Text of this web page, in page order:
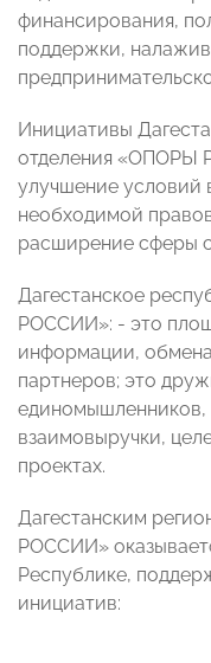
финансирования,
поддержки,
Инициативы
отделения «ОПОРЫ
улучшение условий
необходимой
расширение сферы
Дагестанское
РОССИИ»: - это
информации,
партнеров; это
единомышленников,
взаимовыручки,
проектах.
Дагестанским
РОССИИ»
Республике,
инициатив: